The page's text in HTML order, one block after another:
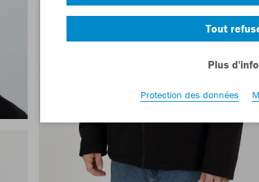
Tout
Plus
Protection des données